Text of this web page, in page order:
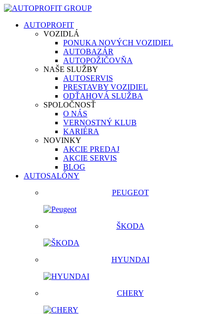
AUTOPROFIT
VOZIDLÁ
PONUKA NOVÝCH VOZIDIEL
AUTOBAZÁR
AUTOPOŽIČOVŇA
NAŠE SLUŽBY
AUTOSERVIS
PRESTAVBY VOZIDIEL
ODŤAHOVÁ SLUŽBA
SPOLOČNOSŤ
O NÁS
VERNOSTNÝ KLUB
KARIÉRA
NOVINKY
AKCIE PREDAJ
AKCIE SERVIS
BLOG
AUTOSALÓNY
PEUGEOT
ŠKODA
HYUNDAI
CHERY